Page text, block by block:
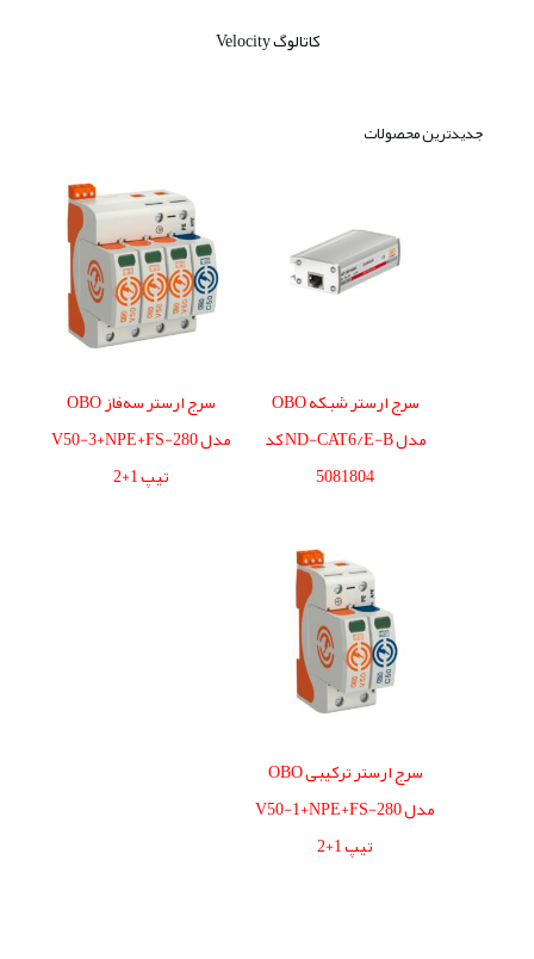
کاتالوگ Velocity
جدیدترین محصولات
سرج ارستر شبکه OBO
مدل ND-CAT6/E-B کد
5081804
سرج ارستر سه‌فاز OBO
مدل V50-3+NPE+FS-280
تیپ 1+2
سرج ارستر ترکیبی OBO
مدل V50-1+NPE+FS-280
تیپ 1+2